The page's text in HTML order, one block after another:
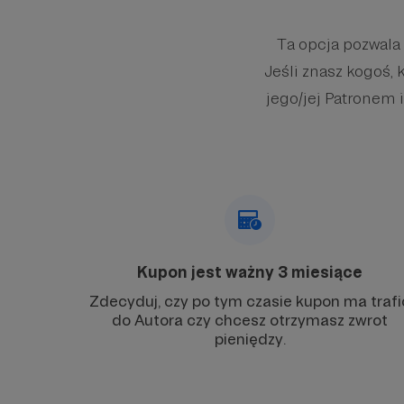
Ta opcja
Jeśli znasz kogoś,
jego/jej Patronem
Kupon jest ważny 3 miesiące
Zdecyduj, czy po tym czasie kupon ma
do Autora czy chcesz otrzymasz zwrot
pieniędzy.